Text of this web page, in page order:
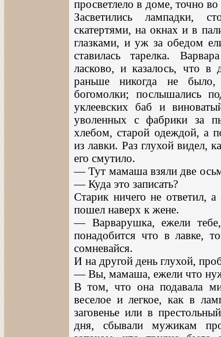
просветлело в доме, точно
Засветились лампадки,
скатертями, на окнах и в
глазками, и уж за обедом
ставилась тарелка.
ласково, и казалось, что
раньше никогда не было,
богомолки; послышались
уклеевских баб и
уволенных с фабрики за
хлебом, старой одеждой, а
из лавки. Раз глухой видел,
его смутило.
— Тут мамаша взяли две
— Куда это записать?
Старик ничего не ответил,
пошел наверх к жене.
— Варварушка, ежели
понадобится что в лавке,
сомневайся.
И на другой день глухой,
— Вы, мамаша, ежели что
В том, что она подавала
веселое и легкое, как в
заговенье или в
дня, сбывали мужикам